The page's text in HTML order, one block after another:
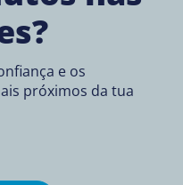
e os
próximos da tua